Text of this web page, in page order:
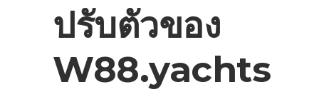
ปรับตัวของ
W88.yachts